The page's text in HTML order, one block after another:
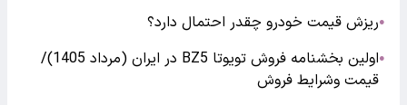
●ریزش قیمت خودرو چقدر احتمال دارد؟
●
اولین بخشنامه فروش تویوتا BZ5 در ایران (مرداد 1405)/
قیمت وشرایط فروش